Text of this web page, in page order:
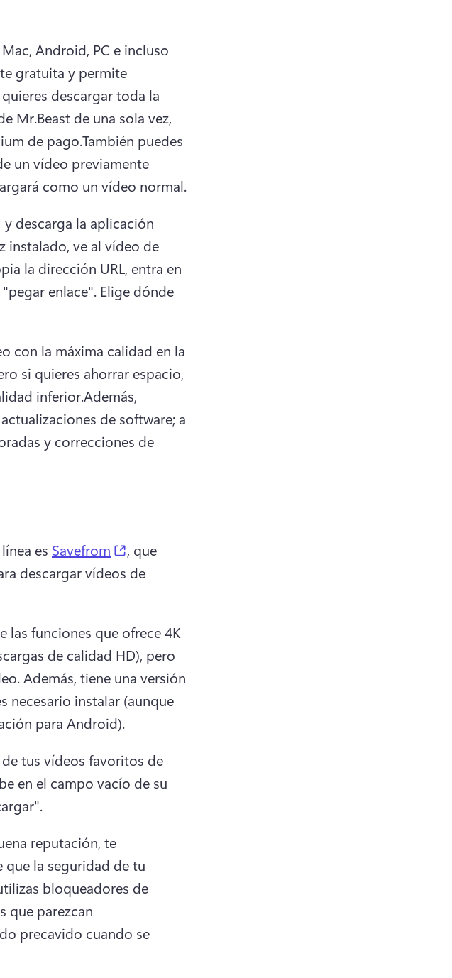
Android, PC e incluso
gratuita y permite
quieres descargar toda la
Mr.Beast de una sola vez,
de pago.También puedes
un vídeo previamente
como un vídeo normal.
(opens in a new tab)
y descarga la aplicación
instalado, ve al vídeo de
la dirección URL, entra en
enlace". Elige dónde
con la máxima calidad en la
si quieres ahorrar espacio,
inferior.Además,
de software; a
y correcciones de
es Savefrom (opens in a new tab)
, que
descargar vídeos de
las funciones que ofrece 4K
de calidad HD), pero
Además, tiene una versión
necesario instalar (aunque
para Android).
tus vídeos favoritos de
en el campo vacío de su
reputación, te
que la seguridad de tu
bloqueadores de
que parezcan
precavido cuando se